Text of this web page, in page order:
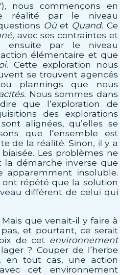
nous commençons en
réalité par le niveau
Oùet Quand. Ce
avec ses contraintes et
ensuite par le niveau
élémentaire et que
Cette exploration nous
se trouvent agencés
plannings que nous
Nous sommes dans
que l’exploration de
des explorations
alignées, qu’elles se
que l’ensemble est
de la réalité. Sinon, il y a
Les problèmes ne
la démarche inverse que
apparemment insoluble.
ont répété que la solution
différent de celui qui
que venait-il y faire à
et pourtant, ce serait
de cet environnement
? Couper de l’herbe
en tout cas, une action
cet environnement